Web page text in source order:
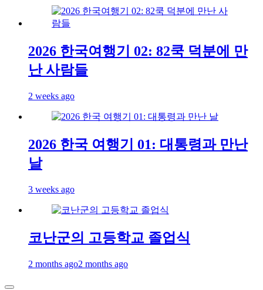
2026 한국여행기 02: 82쿡 덕분에 만
난 사람들
2 weeks ago
2026 한국 여행기 01: 대통령과 만난
날
3 weeks ago
코난군의 고등학교 졸업식
2 months ago2 months ago